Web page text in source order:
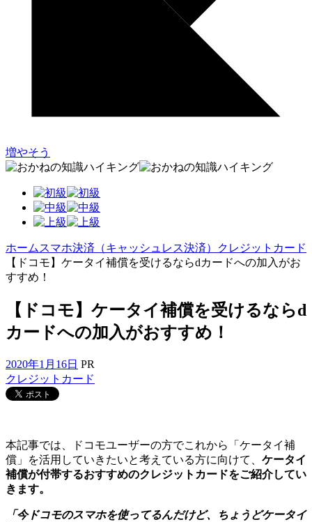
増やそう
ホーム スマホ決済（キャッシュレス決済）
クレジットカード
【ドコモ】ケータイ補償を受けるならdカードへの加入がお
すすめ！
【ドコモ】ケータイ補償を受けるならd
カードへの加入がおすすめ！
2020年1月16日 PR
クレジットカード
本記事では、ドコモユーザーの方でこれから「ケータイ補
償」を活用していきたいと考えている方に向けて、 ケータイ
補償が付帯するおすすめのクレジットカードをご紹介してい
きます。
「今ドコモのスマホを使ってるんだけど、ちょうどケータイ